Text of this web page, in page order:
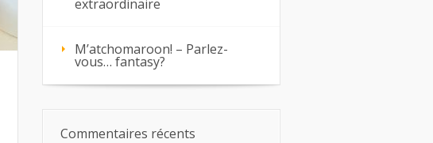
extraordinaire
M’atchomaroon! – Parlez-
vous… fantasy?
Commentaires récents